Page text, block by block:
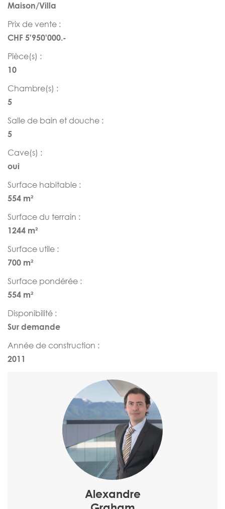
Maison/Villa
Prix de vente :
CHF 5'950'000.-
Pièce(s) :
10
Chambre(s) :
5
Salle de bain et douche :
5
Cave(s) :
oui
Surface habitable :
554 m²
Surface du terrain :
1244 m²
Surface utile :
700 m²
Surface pondérée :
554 m²
Disponibilité :
Sur demande
Année de construction :
2011
Alexandre